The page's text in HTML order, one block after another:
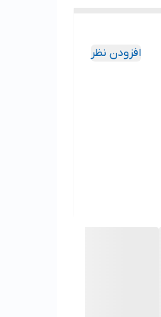
افزودن نظر